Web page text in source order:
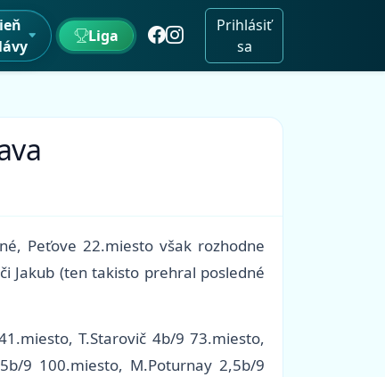
Liga
Prihlásiť
sa
Peťove 22.miesto však rozhodne
Jakub (ten takisto prehral posledné
T.Starovič 4b/9 73.miesto,
9 100.miesto, M.Poturnay 2,5b/9